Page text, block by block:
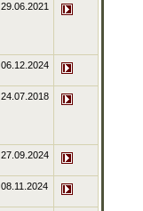
29.06.2021
06.12.2024
24.07.2018
27.09.2024
08.11.2024